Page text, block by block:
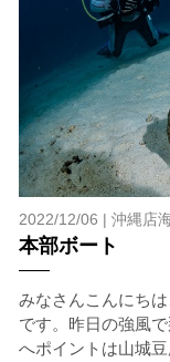
2022/12/06 | 沖縄店
本部ボート
みなさんこんにち
です。昨日の強風
へポイントは山城